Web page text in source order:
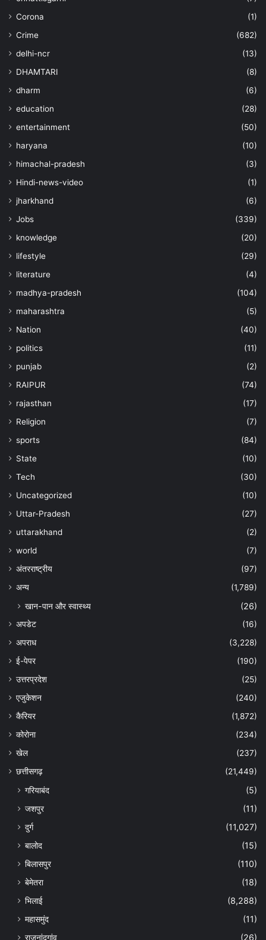
Corona
(1)
Crime
(682)
delhi-ncr
(13)
DHAMTARI
(8)
dharm
(6)
education
(28)
entertainment
(50)
haryana
(10)
himachal-pradesh
(3)
Hindi-news-video
(1)
jharkhand
(6)
Jobs
(339)
knowledge
(20)
lifestyle
(29)
literature
(4)
madhya-pradesh
(104)
maharashtra
(5)
Nation
(40)
politics
(11)
punjab
(2)
RAIPUR
(74)
rajasthan
(17)
Religion
(7)
sports
(84)
State
(10)
Tech
(30)
Uncategorized
(10)
Uttar-Pradesh
(27)
uttarakhand
(2)
world
(7)
अंतरराष्ट्रीय
(97)
अन्‍य
(1,789)
खान-पान और स्वास्थ्य (26)
अपडेट
(16)
अपराध
(3,228)
ई-पेपर
(190)
उत्तरप्रदेश
(25)
एजुकेशन
(240)
कैरियर
(1,872)
कोरोना
(234)
खेल
(237)
छत्तीसगढ़
(21,449)
गरियाबंद
(5)
जशपुर
(11)
दुर्ग
(11,027)
बालोद
(15)
बिलासपुर
(110)
बेमेतरा
(18)
भिलाई
(8,288)
महासमुंद
(11)
राजनांदगांव
(26)